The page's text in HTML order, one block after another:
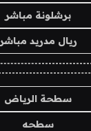
برشلونة مباشر
ريال مدريد مباشر
سطحة الرياض
سطحه